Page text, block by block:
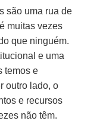
são uma rua de
muitas vezes
que ninguém.
e uma
temos e
outro lado, o
e recursos
não têm.